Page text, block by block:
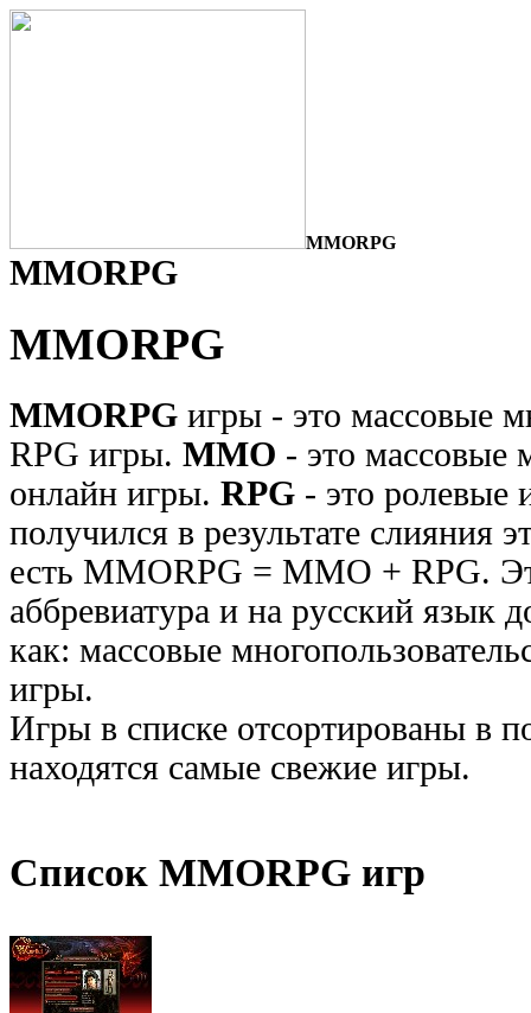
MMORPG
MMORPG
MMORPG
MMORPG игры - это массовые
RPG игры. MMO - это массовые
онлайн игры. RPG - это ролевые
получился в результате слияния
есть MMORPG = MMO + RPG.
аббревиатура и на русский язык
как: массовые
игры.
Игры в списке отсортированы в
находятся самые свежие игры.
Список MMORPG игр